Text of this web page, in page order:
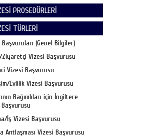
PROSEDÜRLERİ
TÜRLERİ
(Genel Bilgiler)
Vizesi Başvurusu
Vizesi Başvurusu
Evlilik Vizesi Başvurusu
Bağımlıları için İngiltere
İş Vizesi Başvurusu
Antlaşması Vizesi Başvurusu